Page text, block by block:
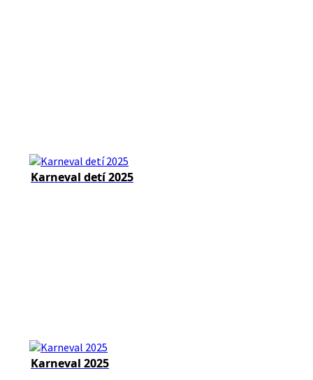
Karneval detí 2025
Karneval 2025